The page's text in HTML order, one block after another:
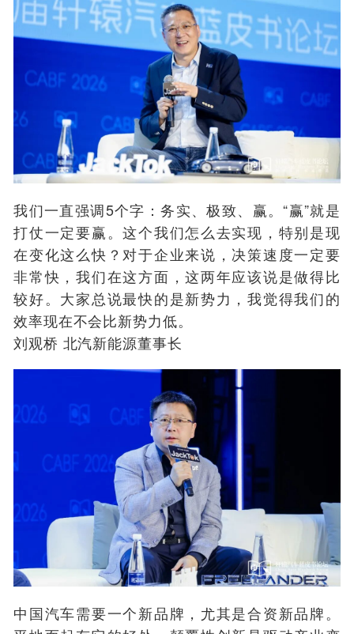
我们一直强调5个字：务实、极致、赢。“赢”就是
打仗一定要赢。这个我们怎么去实现，特别是现
在变化这么快？对于企业来说，决策速度一定要
非常快，我们在这方面，这两年应该说是做得比
较好。大家总说最快的是新势力，我觉得我们的
效率现在不会比新势力低。
刘观桥 北汽新能源董事长
中国汽车需要一个新品牌，尤其是合资新品牌。